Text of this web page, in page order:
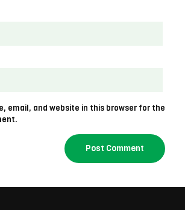
email, and website in this browser for the